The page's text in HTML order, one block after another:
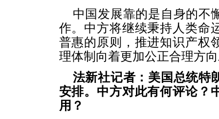
中国发展靠的是自身的不
作。中方将继续秉持人类命
普惠的原则，推进知识产权
理体制向着更加公正合理方
法新社记者：美国总统特
安排。中方对此有何评论？
用？